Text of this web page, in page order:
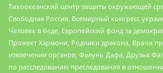
Тихоокеанский центр защиты окружающей
Свободная Россия, Всемирный конгресс
Человек в беде, Европейский фонд за
Прожект Хармони, Родники дракона, Врачи
извлечения органов, Фалунь Дафа, Друзья
по расследованию преследования в